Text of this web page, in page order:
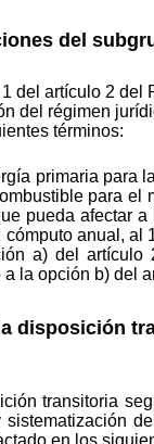
del
del artículo 2
del régimen
términos:
primaria para
para el
pueda afectar
anual,
a) del
la opción b) del
disposición
transitoria